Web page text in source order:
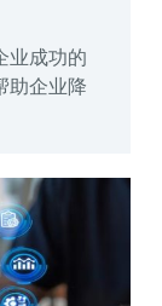
业成功的
助企业降